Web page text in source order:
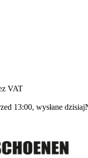
VAT
13:00, wysłane dzisiaj